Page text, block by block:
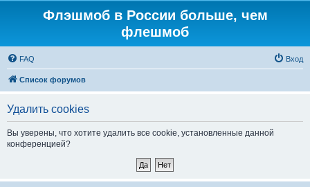
Флэшмоб в России больше, чем
флешмоб
FAQ Вход
Список форумов
Удалить cookies
Вы уверены, что хотите удалить все cookie, установленные данной
конференцией?